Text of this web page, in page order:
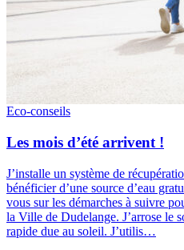
Eco-conseils
Les mois d’été arrivent !
J’installe un système de
bénéficier d’une source d’eau
vous sur les démarches à suivre
la Ville de Dudelange. J’arrose le
rapide due au soleil. J’utilis…